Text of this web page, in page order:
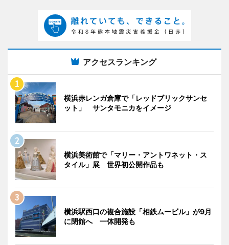
アクセスランキング
横浜赤レンガ倉庫で「レッドブリックサンセ
ット」 サンタモニカをイメージ
横浜美術館で「マリー・アントワネット・ス
タイル」展 世界初公開作品も
横浜駅西口の複合施設「相鉄ムービル」が9月
に閉館へ 一体開発も